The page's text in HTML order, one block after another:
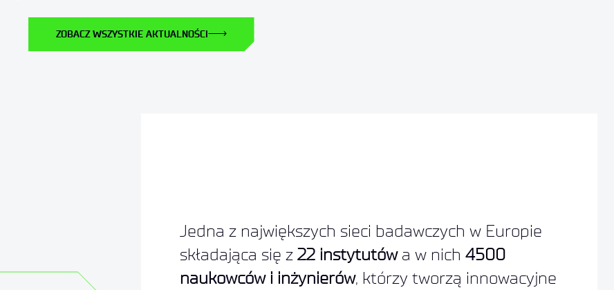
ZOBACZ WSZYSTKIE AKTUALNOŚCI
Jedna z największych sieci badawczych w Europie
składająca się z 22 instytutówa w nich 4500
naukowców i inżynierów, którzy tworzą innowacyjne